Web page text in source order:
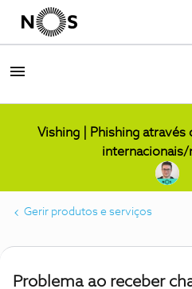
Vishing | Phishing através
internacionais/
Gerir produtos e serviços
Problema ao receber